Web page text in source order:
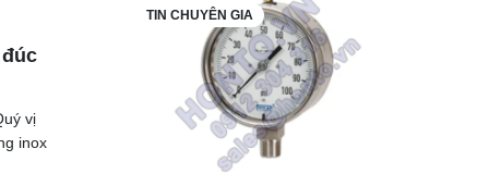
vị
inox
TIN CHUYÊN GIA